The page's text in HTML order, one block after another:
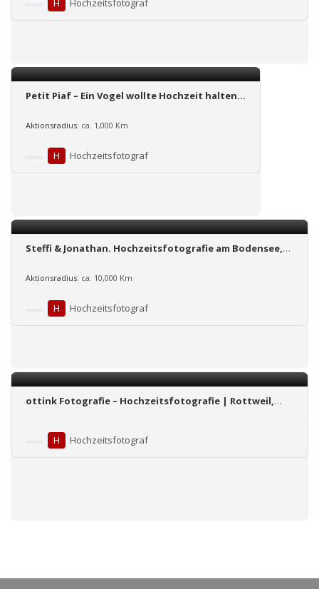
H Hochzeitsfotograf
Petit Piaf – Ein Vogel wollte Hochzeit halten…
Aktionsradius: ca. 1,000 Km
H Hochzeitsfotograf
Steffi & Jonathan. Hochzeitsfotografie am Bodensee,
Aktionsradius: ca. 10,000 Km
H Hochzeitsfotograf
ottink Fotografie – Hochzeitsfotografie | Rottweil,
H
Hochzeitsfotograf